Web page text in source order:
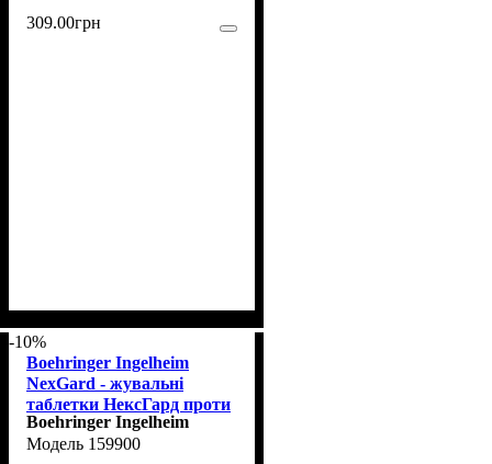
309.00грн
-10%
Boehringer Ingelheim
NexGard - жувальні
таблетки НексГард проти
бліх та кліщів Вага 4 - 10
кг, 1 таблетка (159 900)
Boehringer Ingelheim
159900